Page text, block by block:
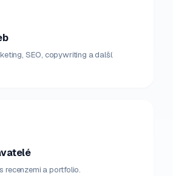
SEO, copywriting a další.
recenzemi a portfolio.